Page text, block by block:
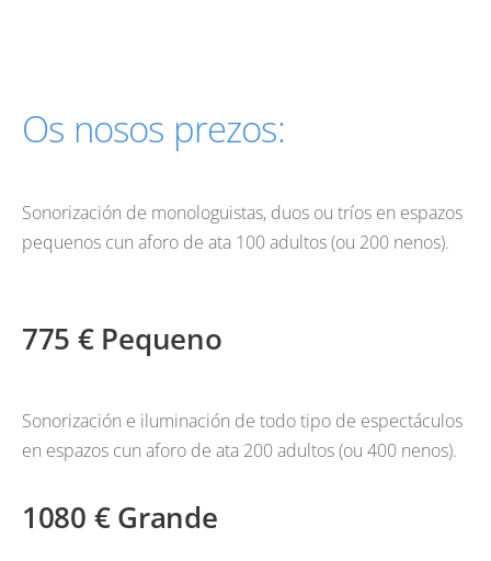
Os nosos prezos:
Sonorización de monologuistas, duos ou tríos en espazos
pequenos cun aforo de ata 100 adultos (ou 200 nenos).
775 € Pequeno
Sonorización e iluminación de todo tipo de espectáculos
en espazos cun aforo de ata 200 adultos (ou 400 nenos).
1080 € Grande